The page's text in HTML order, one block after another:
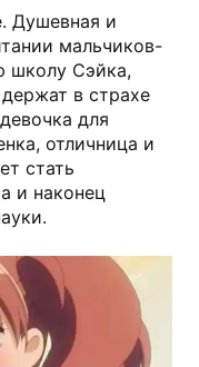
Душевная и
мальчиков-
школу Сэйка,
в страхе
для
отличница и
стать
и наконец